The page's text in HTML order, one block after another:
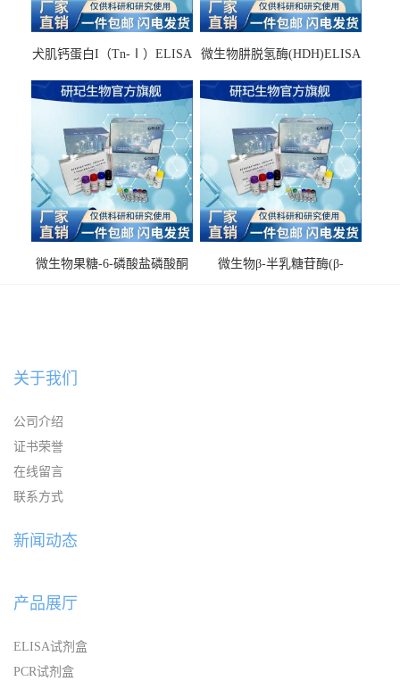
犬肌钙蛋白I（Tn-Ⅰ）ELISA
微生物肼脱氢酶(HDH)ELISA
微生物果糖-6-磷酸盐磷酸酮
微生物β-半乳糖苷酶(β-
关于我们
公司介绍
证书荣誉
在线留言
联系方式
新闻动态
产品展厅
ELISA试剂盒
PCR试剂盒